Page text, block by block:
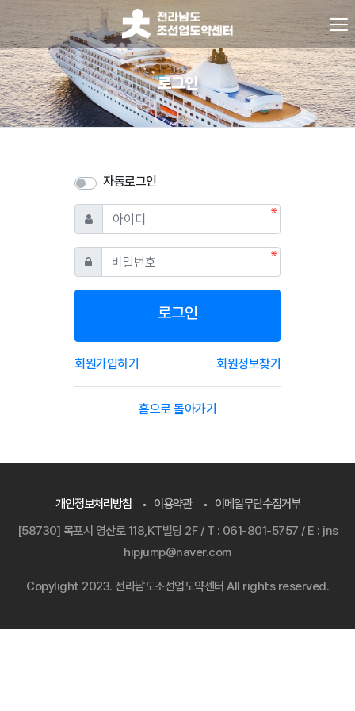
로그인
자동로그인
아이디 필수
비밀번호 필수
로그인
회원가입하기 회원정보찾기
홈으로 돌아가기
개인정보처리방침 이용약관
이메일무단수집거부
[58730] 목포시 영산로 118,KT빌딩 2F / T : 061-801-5757 / E : jns
hipjump@naver.com
Copylight 2023. 전라남도조선업도약센터 All rights reserved.